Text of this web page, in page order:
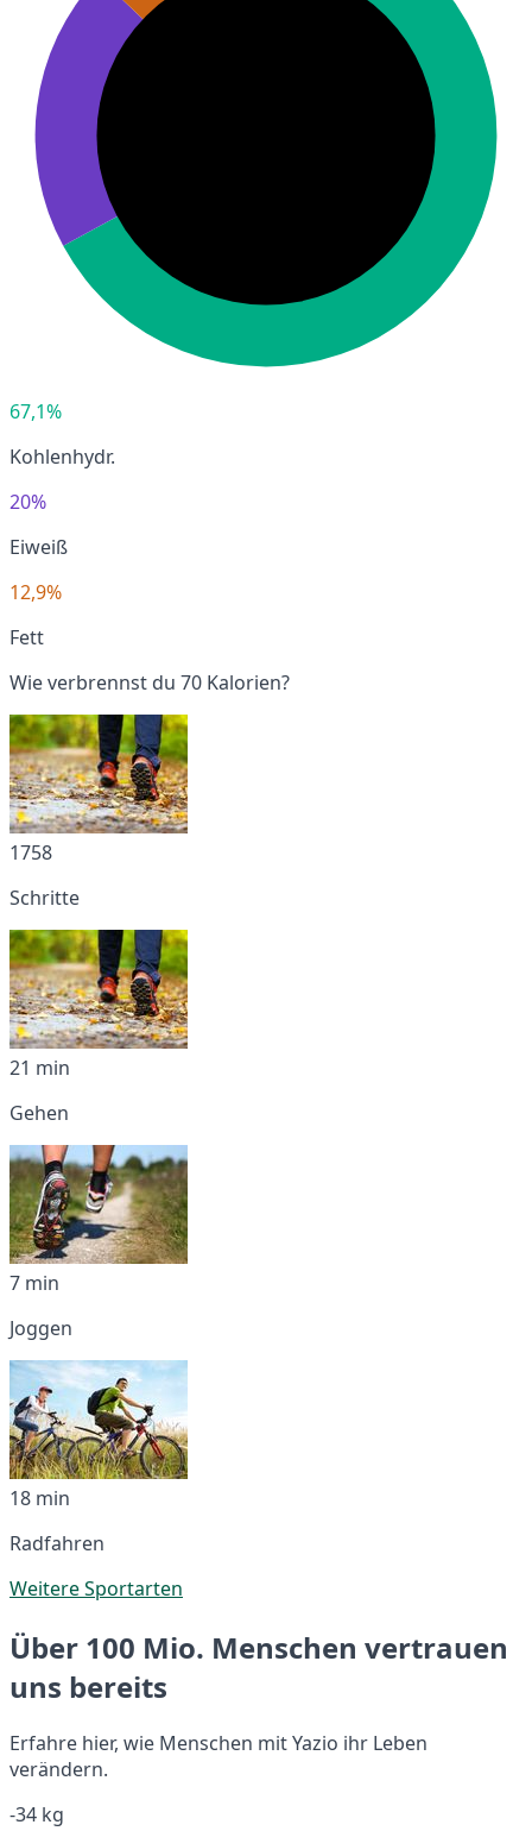
67,1%
Kohlenhydr.
20%
Eiweiß
12,9%
Fett
Wie verbrennst du 70 Kalorien?
1758
Schritte
21 min
Gehen
7 min
Joggen
18 min
Radfahren
Weitere Sportarten
Über 100 Mio. Menschen vertrauen
uns bereits
Erfahre hier, wie Menschen mit Yazio ihr Leben
verändern.
-34 kg